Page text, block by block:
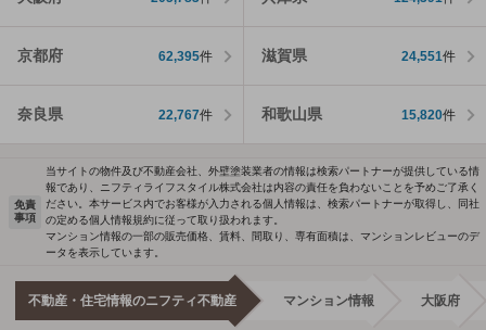
京都府 62,395件 滋賀県 24,551件
奈良県 22,767件 和歌山県 15,820件
免責
事項
当サイトの物件及び不動産会社、外壁塗装業者の情報は検索パートナーが提供している情
報であり、ニフティライフスタイル株式会社は内容の責任を負わないことを予めご了承く
ださい。本サービス内でお客様が入力される個人情報は、検索パートナーが取得し、同社
の定める個人情報規約に従って取り扱われます。
マンション情報の一部の販売価格、賃料、間取り、専有面積は、マンションレビューのデ
ータを表示しています。
不動産・住宅情報のニフティ不動産 マンション情報 大阪府